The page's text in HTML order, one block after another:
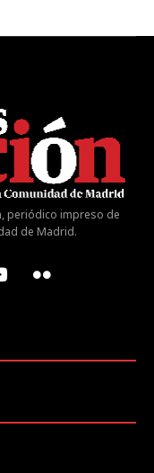
periódico impreso de
de Madrid.